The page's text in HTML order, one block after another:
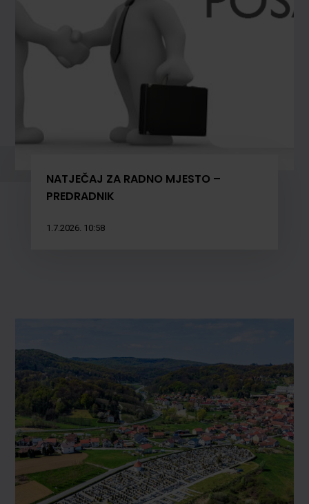
NATJEČAJ ZA RADNO MJESTO –
PREDRADNIK
1.7.2026. 10:58